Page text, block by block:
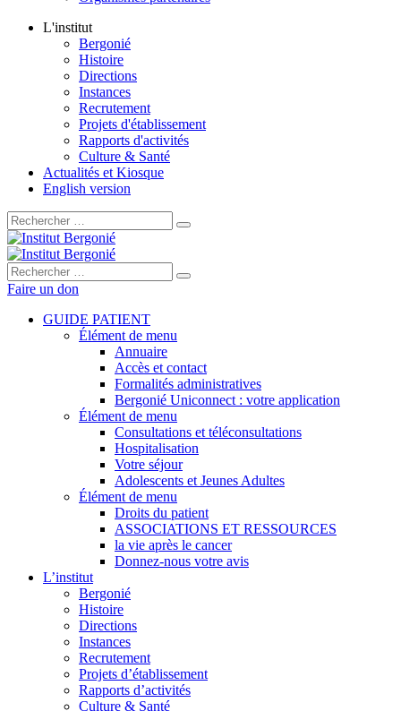
L'institut
Bergonié
Histoire
Directions
Instances
Recrutement
Projets d'établissement
Rapports d'activités
Culture & Santé
Actualités et Kiosque
English version
Rechercher :
Rechercher :
Faire un don
GUIDE PATIENT
Élément de menu
Annuaire
Accès et contact
Formalités administratives
Bergonié Uniconnect : votre application
Élément de menu
Consultations et téléconsultations
Hospitalisation
Votre séjour
Adolescents et Jeunes Adultes
Élément de menu
Droits du patient
ASSOCIATIONS ET RESSOURCES
la vie après le cancer
Donnez-nous votre avis
L’institut
Bergonié
Histoire
Directions
Instances
Recrutement
Projets d’établissement
Rapports d’activités
Culture & Santé